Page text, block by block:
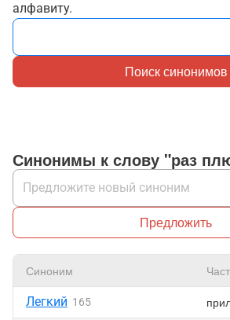
алфавиту.
Поиск синонимов
Синонимы к слову "раз
Предложить
Синоним
Легкий 165